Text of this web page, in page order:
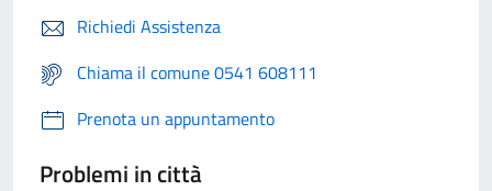
Richiedi Assistenza
Chiama il comune 0541 608111
Prenota un appuntamento
Problemi in città